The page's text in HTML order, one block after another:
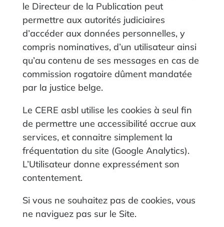
le Directeur de la Publication peut
permettre aux autorités judiciaires
d’accéder aux données personnelles, y
compris nominatives, d’un utilisateur ainsi
qu’au contenu de ses messages en cas de
commission rogatoire dûment mandatée
par la justice belge.
Le CERE asbl utilise les cookies à seul fin
de permettre une accessibilité accrue aux
services, et connaitre simplement la
fréquentation du site (Google Analytics).
L’Utilisateur donne expressément son
contentement.
Si vous ne souhaitez pas de cookies, vous
ne naviguez pas sur le Site.